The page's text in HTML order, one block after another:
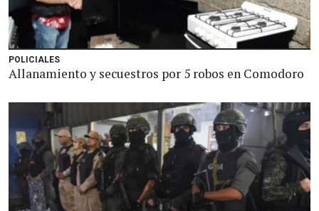
POLICIALES
Allanamiento y secuestros por 5 robos en Comodoro